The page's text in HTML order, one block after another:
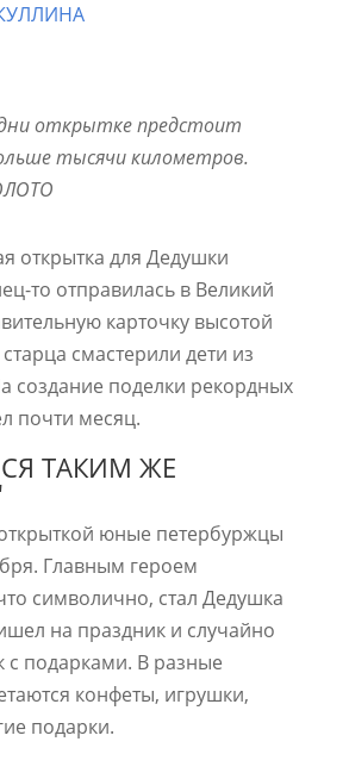
открытке предстоит
тысячи километров.
открытка для Дедушки
то отправилась в Великий
карточку высотой
смастерили дети из
создание поделки рекордных
почти месяц.
ТАКИМ ЖЕ
юные петербуржцы
Главным героем
символично, стал Дедушка
на праздник и случайно
подарками. В разные
конфеты, игрушки,
подарки.